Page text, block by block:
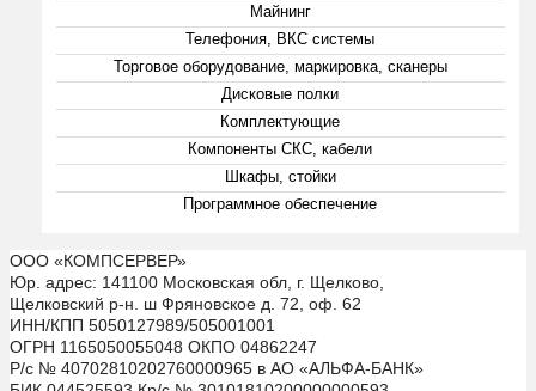
Майнинг
Телефония, ВКС системы
Торговое оборудование, маркировка, сканеры
Дисковые полки
Комплектующие
Компоненты СКС, кабели
Шкафы, стойки
Программное обеспечение
ООО «КОМПСЕРВЕР»
Юр. адрес: 141100 Московская обл, г. Щелково,
Щелковский р-н. ш Фряновское д. 72, оф. 62
ИНН/КПП 5050127989/505001001
ОГРН 1165050055048 ОКПО 04862247
Р/с № 40702810202760000965 в АО «АЛЬФА-БАНК»